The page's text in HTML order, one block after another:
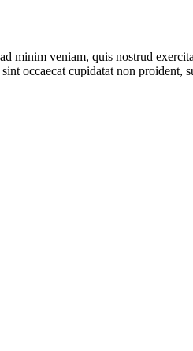
minim veniam, quis nostrud
occaecat cupidatat non proident,